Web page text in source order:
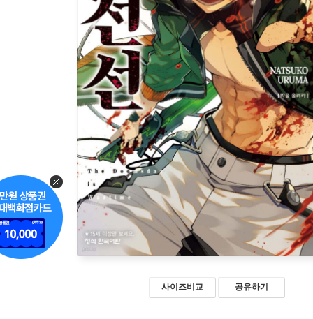
사이즈비교 공유하기